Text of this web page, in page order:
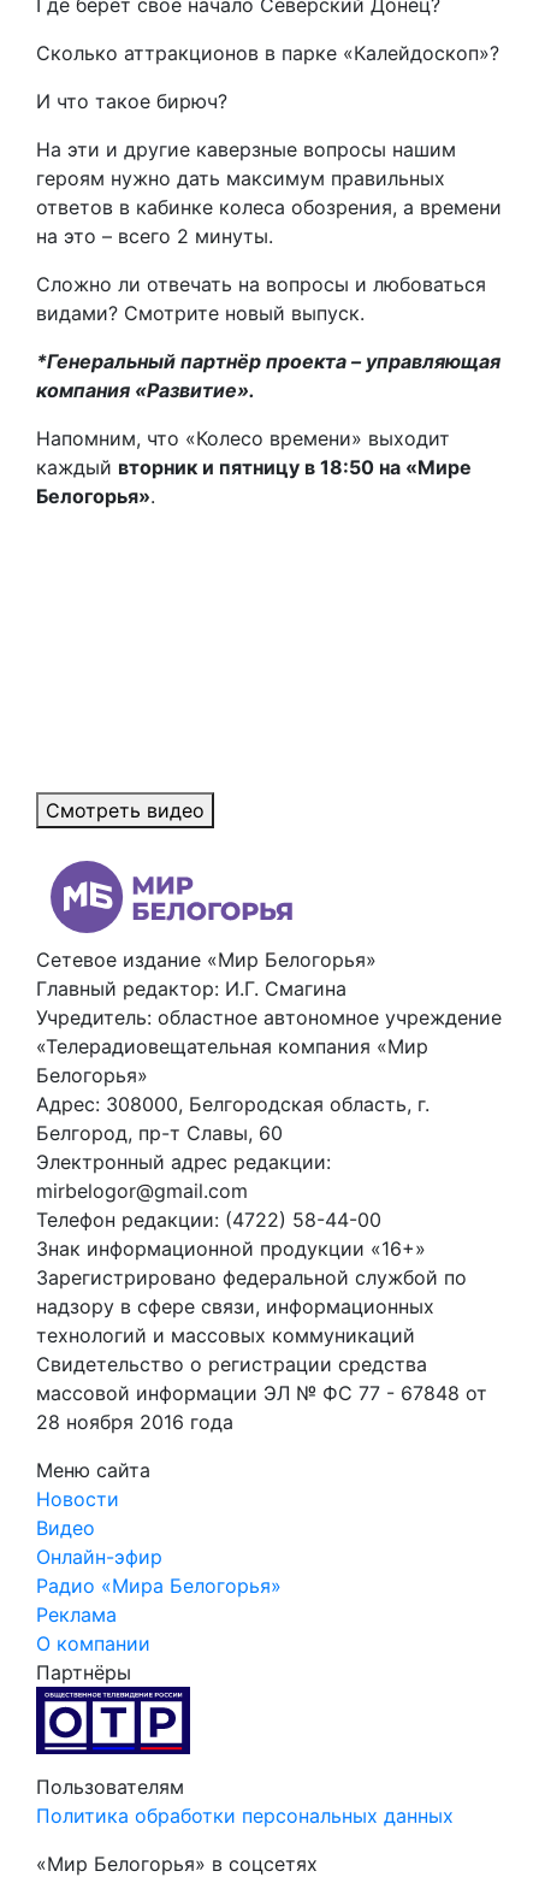
Сколько аттракционов в парке «Калейдоскоп»?
И что такое бирюч?
На эти и другие каверзные вопросы нашим
героям нужно дать максимум правильных
ответов в кабинке колеса обозрения, а времени
на это – всего 2 минуты.
Сложно ли отвечать на вопросы и любоваться
видами? Смотрите новый выпуск.
*Генеральный партнёр проекта – управляющая
компания «Развитие».
Напомним, что «Колесо времени» выходит
каждый вторник и пятницу в 18:50 на «Мире
Белогорья».
Смотреть видео
Сетевое издание «Мир Белогорья»
Главный редактор: И.Г. Смагина
Учредитель: областное автономное учреждение
«Телерадиовещательная компания «Мир
Белогорья»
Адрес: 308000, Белгородская область, г.
Белгород, пр-т Славы, 60
Электронный адрес редакции:
mirbelogor@gmail.com
Телефон редакции: (4722) 58-44-00
Знак информационной продукции «16+»
Зарегистрировано федеральной службой по
надзору в сфере связи, информационных
технологий и массовых коммуникаций
Свидетельство о регистрации средства
массовой информации ЭЛ № ФС 77 - 67848 от
28 ноября 2016 года
Меню сайта
Новости
Видео
Онлайн-эфир
Радио «Мира Белогорья»
Реклама
О компании
Партнёры
Пользователям
Политика обработки персональных данных
«Мир Белогорья» в соцсетях